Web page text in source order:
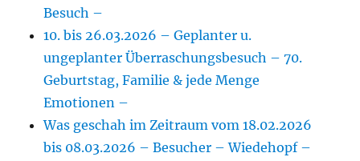
Besuch –
10. bis 26.03.2026 – Geplanter u.
ungeplanter Überraschungsbesuch – 70.
Geburtstag, Familie & jede Menge
Emotionen –
Was geschah im Zeitraum vom 18.02.2026
bis 08.03.2026 – Besucher – Wiedehopf –